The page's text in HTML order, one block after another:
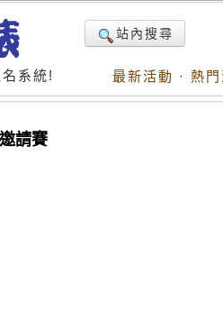
系統!
站內搜尋
最新活動 · 熱門
請賽